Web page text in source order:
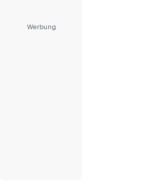
Werbung